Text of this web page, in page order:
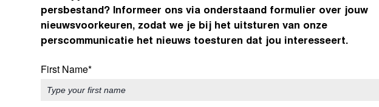
persbestand? Informeer ons via onderstaand formulier over jouw
nieuwsvoorkeuren, zodat we je bij het uitsturen van onze
perscommunicatie het nieuws toesturen dat jou interesseert.
First Name*